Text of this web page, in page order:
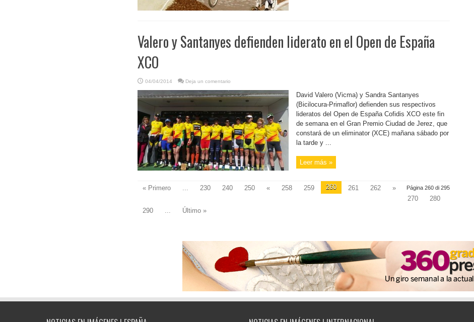
Valero y Santanyes defienden liderato en el Open de España
XCO
04/04/2014 Deja un comentario
David Valero (Vicma) y Sandra Santanyes
(Bicilocura-Primaflor) defienden sus respectivos
lideratos del Open de España Cofidis XCO este fin
de semana en el Gran Premio Ciudad de Jerez, que
constará de un eliminator (XCE) mañana sábado por
la tarde y ...
Leer más »
Página 260 di 295
« Primero ... 230 240 250 « 258 259 260 261 262
»
270
280
290
... Último »